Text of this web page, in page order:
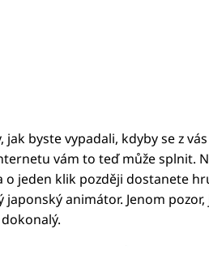
jak byste vypadali, kdyby se z
vám to teď může splnit.
o jeden klik později dostanete
japonský animátor. Jenom